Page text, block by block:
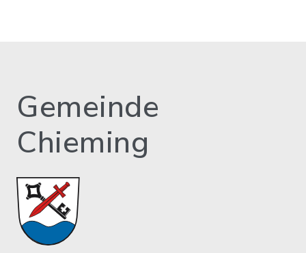
Gemeinde
Chieming